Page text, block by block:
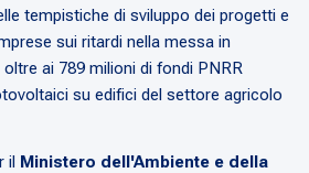
tempistiche di sviluppo dei progetti e
sui ritardi nella messa in
ai 789 milioni di fondi PNRR
su edifici del settore agricolo
il Ministero dell'Ambiente e della